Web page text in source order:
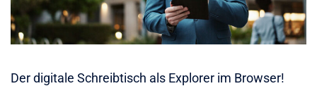
Der digitale Schreibtisch als Explorer im Browser!